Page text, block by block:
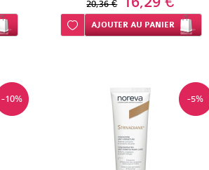
20,36 €
Ajouter à ma liste d’envie
AJOUTER AU PANIER
-10% -5%